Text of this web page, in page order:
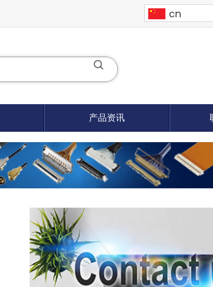
cn
产品资讯